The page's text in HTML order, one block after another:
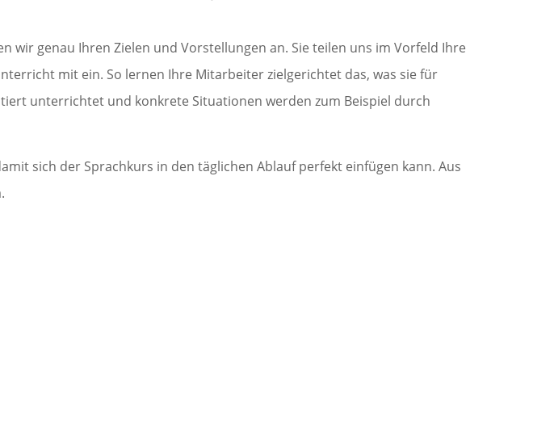
wir genau Ihren Zielen und Vorstellungen an. Sie teilen uns im Vorfeld Ihre
mit ein. So lernen Ihre Mitarbeiter zielgerichtet das, was sie für
unterrichtet und konkrete Situationen werden zum Beispiel durch
sich der Sprachkurs in den täglichen Ablauf perfekt einfügen kann. Aus